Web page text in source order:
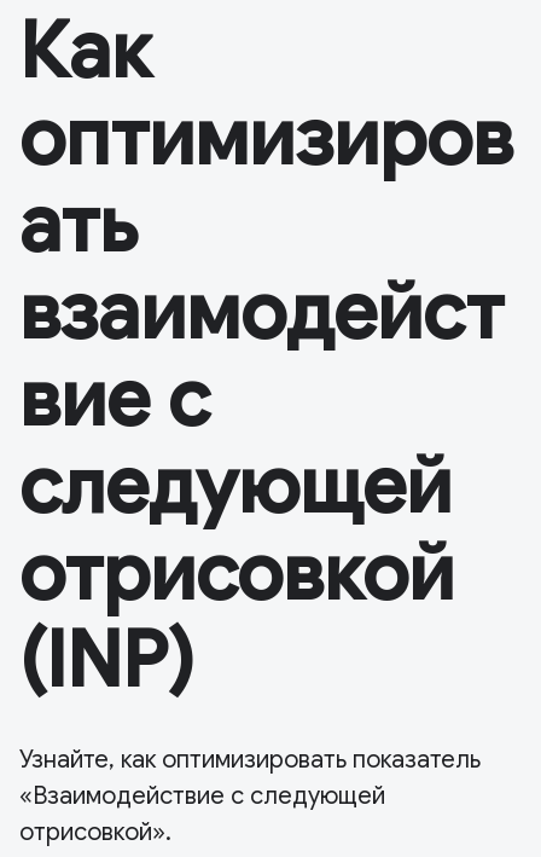
Как
оптимизиров
ать
взаимодейст
вие с
следующей
отрисовкой
(INP)
Узнайте, как оптимизировать показатель
«Взаимодействие с следующей
отрисовкой».